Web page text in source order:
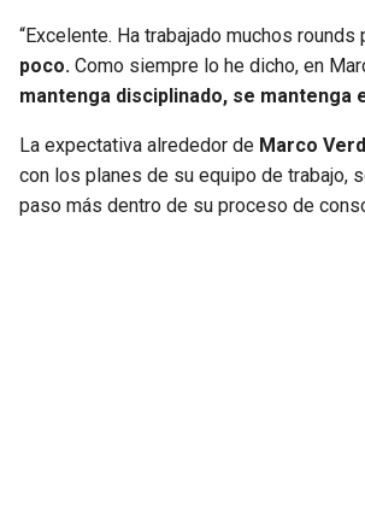
“Excelente. Ha trabajado muchos
poco. Como siempre lo he dicho, en
mantenga disciplinado, se mantenga
La expectativa alrededor de Marco
con los planes de su equipo de trabajo,
paso más dentro de su proceso de